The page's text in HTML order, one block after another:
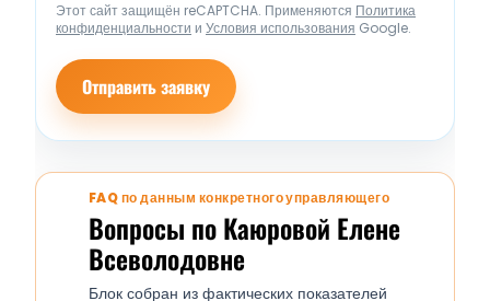
Этот сайт защищён reCAPTCHA. Применяются Политика
конфиденциальности и Условия использования Google.
Отправить заявку
FAQ по данным конкретного управляющего
Вопросы по Каюровой Елене
Всеволодовне
Блок собран из фактических показателей